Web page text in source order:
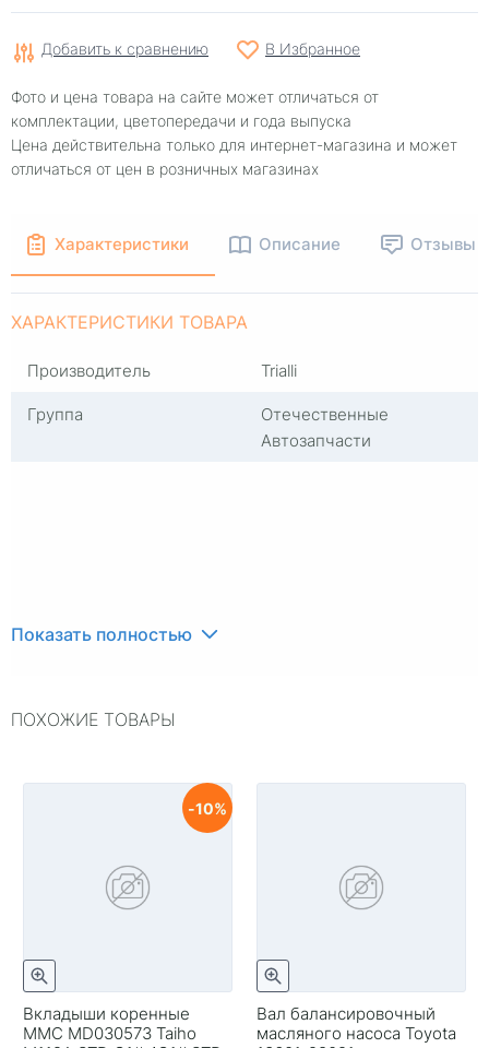
Добавить к сравнению В Избранное
Фото и цена товара на сайте может отличаться от
комплектации, цветопередачи и года выпуска
Цена действительна только для интернет-магазина и может
отличаться от цен в розничных магазинах
Характеристики Описание Отзывы
ХАРАКТЕРИСТИКИ ТОВАРА
Производитель
Trialli
Группа
Отечественные
Автозапчасти
Показать полностью
ПОХОЖИЕ ТОВАРЫ
Вкладыши коренные
MMC MD030573 Taiho
10
Вал балансировочный
масляного насоса Toyota